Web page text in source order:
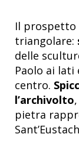
Il prospetto
triangolare:
delle
Paolo ai lati
centro.
l’archivolto
pietra